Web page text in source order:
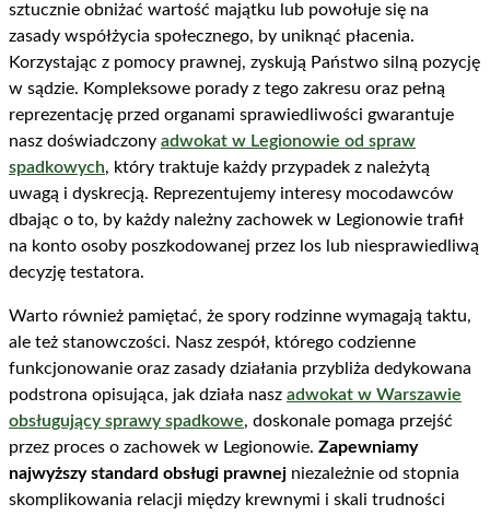
sztucznie obniżać wartość majątku lub powołuje się na
zasady współżycia społecznego, by uniknąć płacenia.
Korzystając z pomocy prawnej, zyskują Państwo silną pozycję
w sądzie. Kompleksowe porady z tego zakresu oraz pełną
reprezentację przed organami sprawiedliwości gwarantuje
nasz doświadczony adwokat w Legionowie od spraw
spadkowych, który traktuje każdy przypadek z należytą
uwagą i dyskrecją. Reprezentujemy interesy mocodawców
dbając o to, by każdy należny zachowek w Legionowie trafił
na konto osoby poszkodowanej przez los lub niesprawiedliwą
decyzję testatora.
Warto również pamiętać, że spory rodzinne wymagają taktu,
ale też stanowczości. Nasz zespół, którego codzienne
funkcjonowanie oraz zasady działania przybliża dedykowana
podstrona opisująca, jak działa nasz adwokat w Warszawie
obsługujący sprawy spadkowe, doskonale pomaga przejść
przez proces o zachowek w Legionowie. Zapewniamy
najwyższy standard obsługi prawnej niezależnie od stopnia
skomplikowania relacji między krewnymi i skali trudności